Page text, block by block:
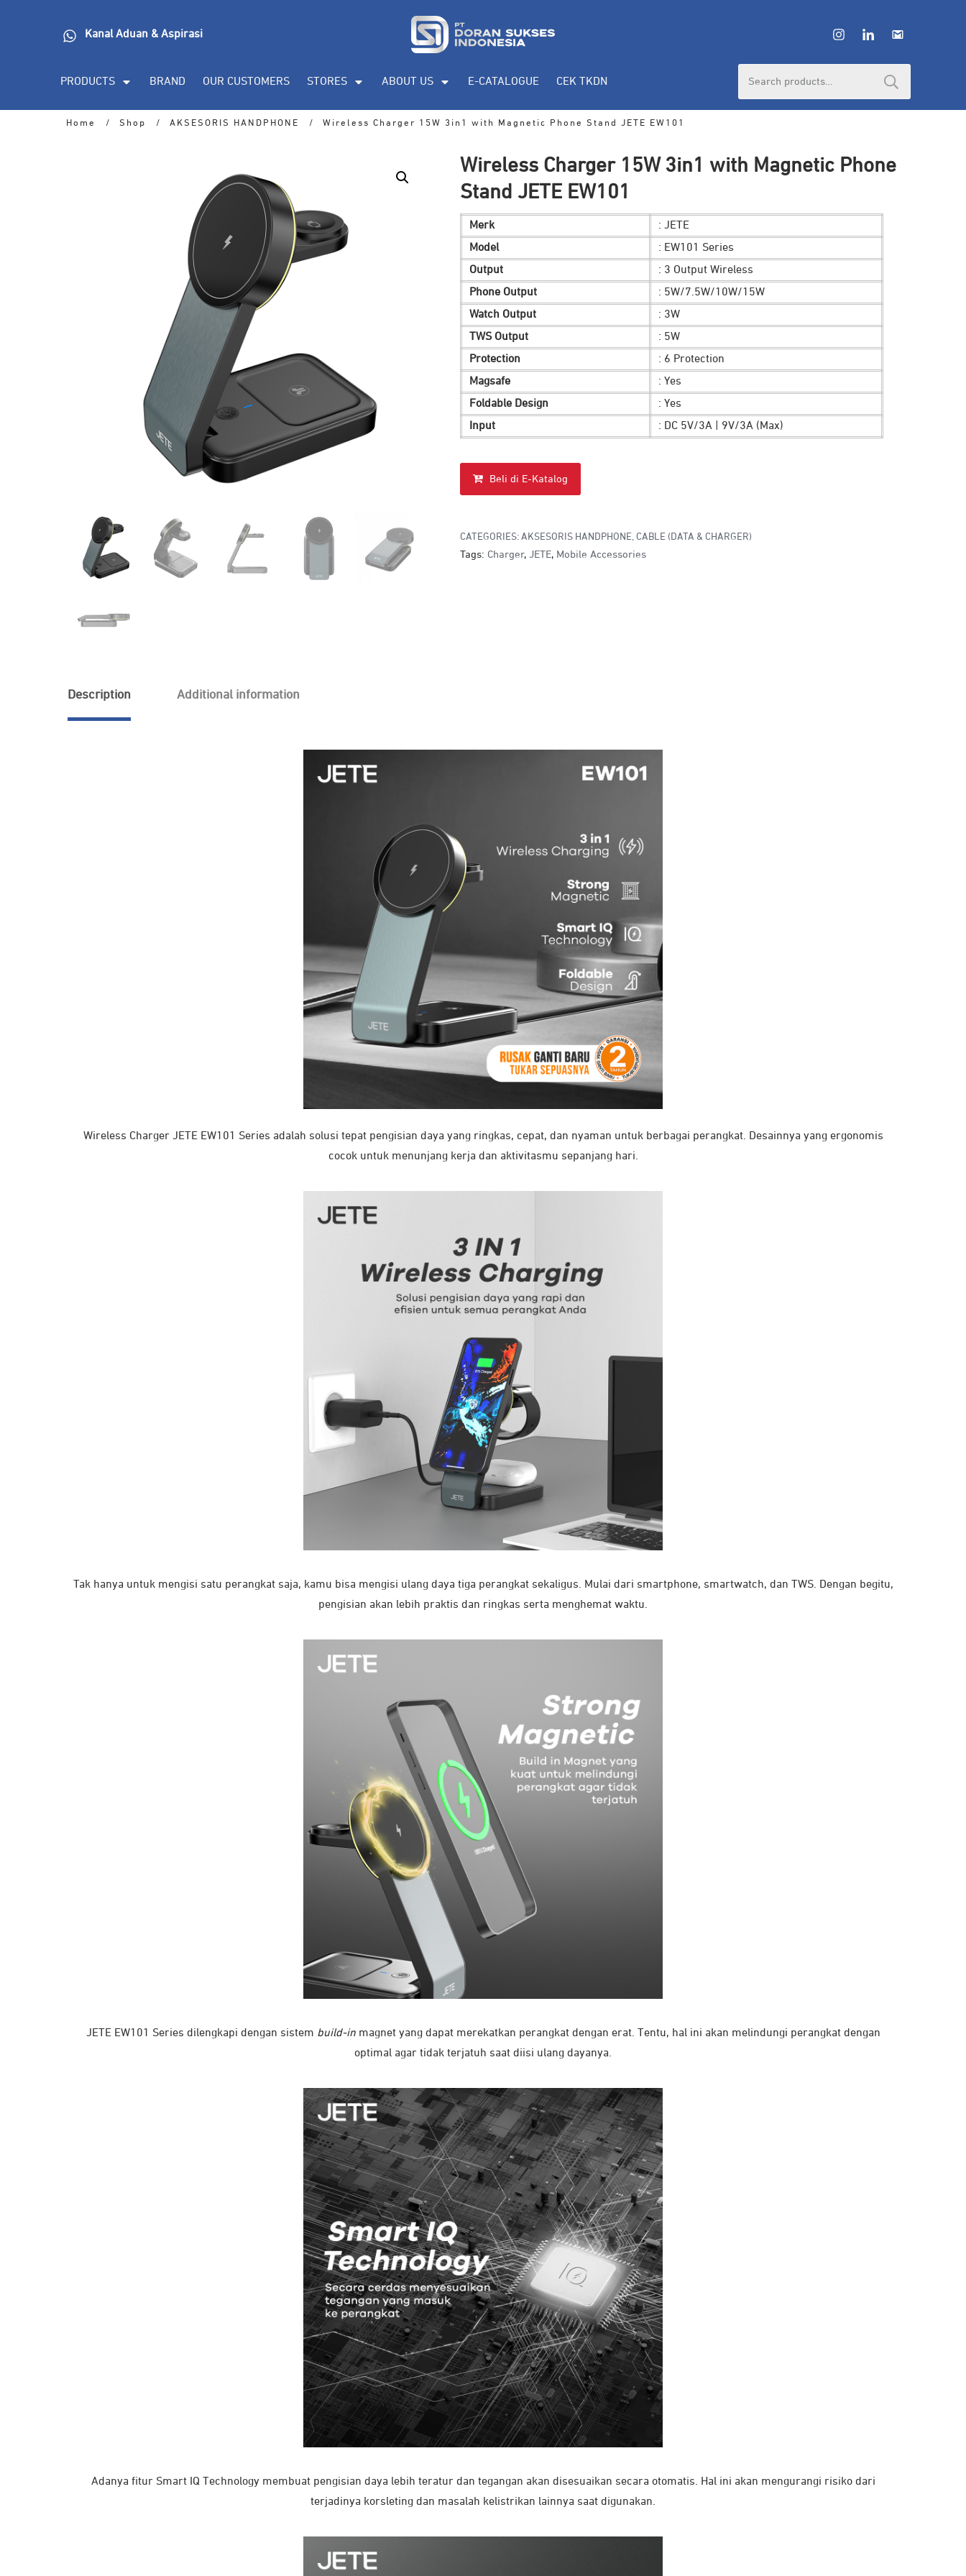
Kanal Aduan & Aspirasi
PRODUCTS BRAND OUR CUSTOMERS STORES ABOUT US E-CATALOGUE CEK TKDN
Home / Shop / AKSESORIS HANDPHONE / Wireless Charger 15W 3in1 with Magnetic Phone Stand JETE EW101
Wireless Charger 15W 3in1 with Magnetic Phone
Stand JETE EW101
Merk
: JETE
Model
: EW101 Series
Output
: 3 Output Wireless
Phone Output
: 5W/7.5W/10W/15W
Watch Output
: 3W
TWS Output
: 5W
Protection
: 6 Protection
Magsafe
: Yes
Foldable Design
: Yes
Input
: DC 5V/3A | 9V/3A (Max)
Beli di E-Katalog
CATEGORIES:AKSESORIS HANDPHONE,CABLE (DATA & CHARGER)
Tags: Charger,JETE, Mobile Accessories
Description Additional information
Wireless Charger JETE EW101 Series adalah solusi tepat pengisian daya yang ringkas, cepat, dan nyaman untuk berbagai perangkat. Desainnya yang ergonomis
cocok untuk menunjang kerja dan aktivitasmu sepanjang hari.
Tak hanya untuk mengisi satu perangkat saja, kamu bisa mengisi ulang daya tiga perangkat sekaligus. Mulai dari smartphone, smartwatch, dan TWS. Dengan begitu,
pengisian akan lebih praktis dan ringkas serta menghemat waktu.
JETE EW101 Series dilengkapi dengan sistem build-inmagnet yang dapat merekatkan perangkat dengan erat. Tentu, hal ini akan melindungi perangkat dengan
optimal agar tidak terjatuh saat diisi ulang dayanya.
Adanya fitur Smart IQ Technology membuat pengisian daya lebih teratur dan tegangan akan disesuaikan secara otomatis. Hal ini akan mengurangi risiko dari
terjadinya korsleting dan masalah kelistrikan lainnya saat digunakan.